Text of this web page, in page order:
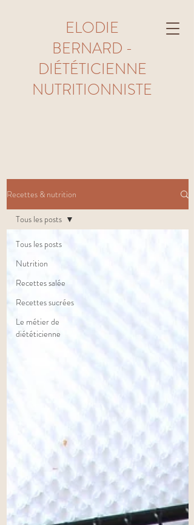
ELODIE
BERNARD -
DIÉTÉTICIENNE
NUTRITIONNISTE
Recettes & nutrition
Tous les posts
Nutrition
Recettes salée
Recettes sucrées
Le métier de
diététicienne
Tous les posts